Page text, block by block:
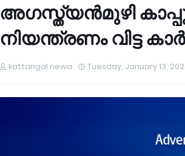
അഗസ്ത്യൻമുഴി
നിയന്ത്രണം വിട്ട
kattangal newa Tuesday, January 13,